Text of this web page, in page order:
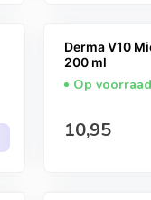
Derma V10
200 ml
Op voorraad
Normale
10,95